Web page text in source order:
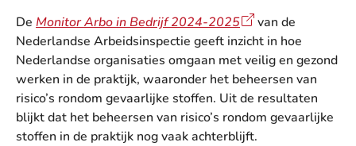
De Monitor Arbo in Bedrijf 2024-2025
van de
Nederlandse Arbeidsinspectie geeft inzicht in hoe
Nederlandse organisaties omgaan met veilig en gezond
werken in de praktijk, waaronder het beheersen van
risico’s rondom gevaarlijke stoffen. Uit de resultaten
blijkt dat het beheersen van risico’s rondom gevaarlijke
stoffen in de praktijk nog vaak achterblijft.